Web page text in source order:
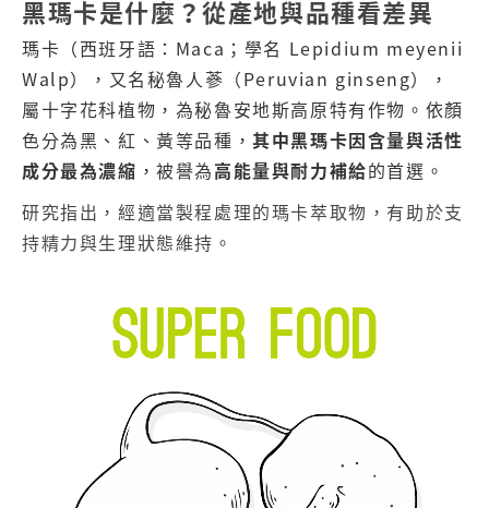
黑瑪卡是什麼？從產地與品種看差異
瑪卡（西班牙語：Maca；學名 Lepidium meyenii
Walp），又名秘魯人蔘（Peruvian ginseng），
屬十字花科植物，為秘魯安地斯高原特有作物。依顏
色分為黑、紅、黃等品種，其中黑瑪卡因含量與活性
成分最為濃縮 ，被譽為高能量與耐力補給的首選。
研究指出，經適當製程處理的瑪卡萃取物，有助於支
持精力與生理狀態維持。